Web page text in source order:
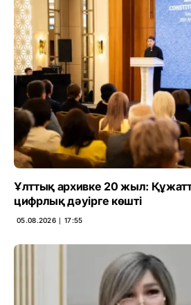
Ұлттық архивке 20 жыл:
цифрлық дәуірге көшті
05.08.2026 ∣ 17:55